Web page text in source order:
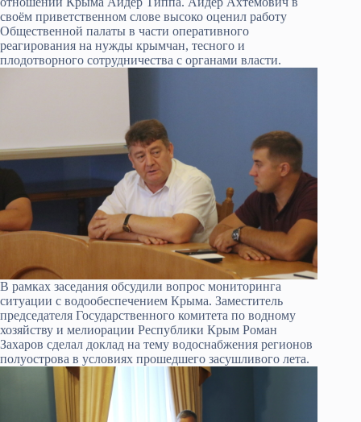
своём приветственном слове высоко оценил работу
Общественной палаты в части оперативного
реагирования на нужды крымчан, тесного и
плодотворного сотрудничества с органами власти.
В рамках заседания обсудили вопрос мониторинга
ситуации с водообеспечением Крыма. Заместитель
председателя Государственного комитета по водному
хозяйству и мелиорации Республики Крым Роман
Захаров сделал доклад на тему водоснабжения регионов
полуострова в условиях прошедшего засушливого лета.